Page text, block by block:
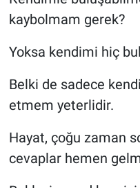
kaybolmam gerek?
Yoksa kendimi hiç
Belki de sadece
etmem yeterlidir.
Hayat, çoğu zaman
cevaplar hemen